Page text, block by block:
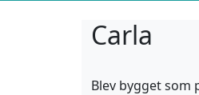
Carla
Blev bygget som